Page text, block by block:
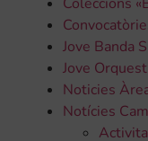
Jove Banda
Jove
Noticies
Notícies